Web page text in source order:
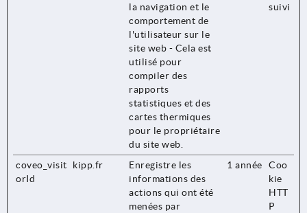
la navigation et le
comportement de
l'utilisateur sur le
site web - Cela est
utilisé pour
compiler des
rapports
statistiques et des
cartes thermiques
pour le propriétaire
du site web.
suivi
coveo_visit
orId
kipp.fr
Enregistre les
informations des
actions qui ont été
menées par
1 année
Coo
kie
HTT
P